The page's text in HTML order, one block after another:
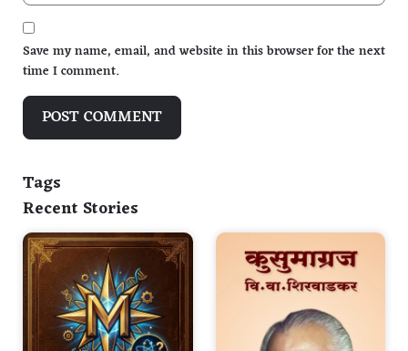
Save my name, email, and website in this browser for the next
time I comment.
Tags
Recent Stories